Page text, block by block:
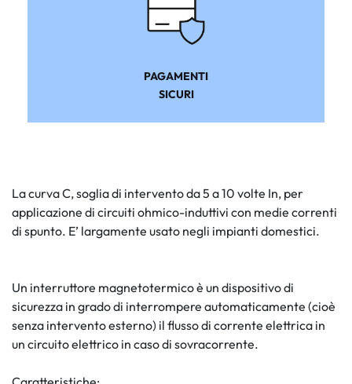
PAGAMENTI
SICURI
La curva C, soglia di intervento da 5 a 10 volte In, per
applicazione di circuiti ohmico-induttivi con medie correnti
di spunto. E’ largamente usato negli impianti domestici.
Un interruttore magnetotermico è un dispositivo di
sicurezza in grado di interrompere automaticamente (cioè
senza intervento esterno) il flusso di corrente elettrica in
un circuito elettrico in caso di sovracorrente.